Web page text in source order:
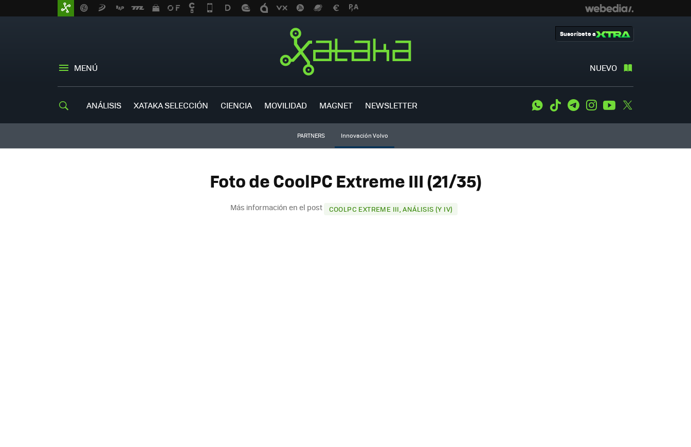
MENÚ NUEVO
Suscríbete a
ANÁLISIS XATAKA SELECCIÓN CIENCIA MOVILIDAD MAGNET NEWSLETTER WhatsApp
Tiktok TelegramInstagramYoutube
PARTNERS Innovación Volvo
Foto de CoolPC Extreme III (21/35)
Más información en el post COOLPC EXTREME III, ANÁLISIS (Y IV)